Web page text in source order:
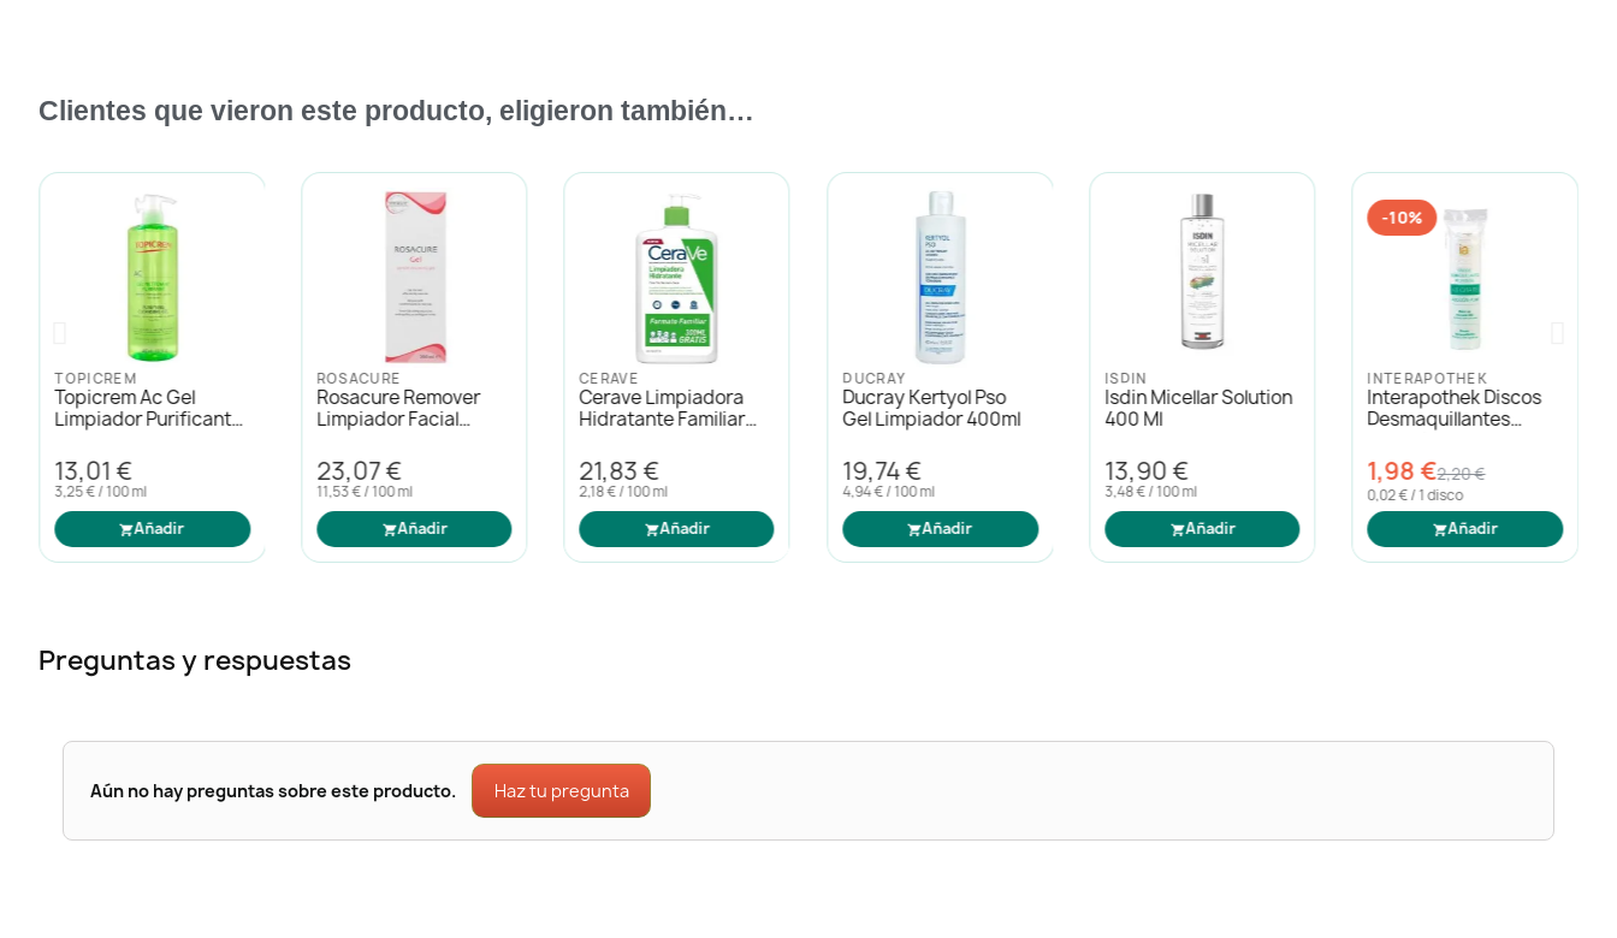
Clientes que vieron este producto, eligieron también…
TOPICREM
Topicrem Ac Gel
Limpiador Purificante
13,01 €
3,25 € / 100 ml
Añadir
ROSACURE
Rosacure Remover
Limpiador Facial
23,07 €
11,53 € / 100 ml
Añadir
CERAVE
Cerave Limpiadora
Hidratante Familiar
21,83 €
2,18 € / 100 ml
Añadir
DUCRAY
Ducray Kertyol Pso
Gel Limpiador 400ml
19,74 €
4,94 € / 100 ml
Añadir
ISDIN
Isdin Micellar Solution
400 Ml
13,90 €
3,48 € / 100 ml
Añadir
INTERAPOTHEK
Interapothek Discos
Desmaquillantes
1,98 €2,20 €
0,02 € / 1 disco
Añadir
-10%
Preguntas y respuestas
Aún no hay preguntas sobre este producto. Haz tu pregunta